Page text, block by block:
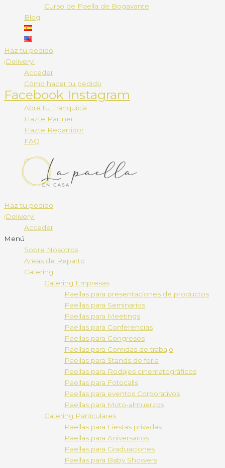
Curso de Paella de Bogavante
Blog
Haz tu pedido
¡Delivery!
Acceder
Cómo hacer tu pedido
Facebook Instagram
Abre tu Franquicia
Hazte Partner
Hazte Repartidor
FAQ
Haz tu pedido
¡Delivery!
Acceder
Menú
Sobre Nosotros
Areas de Reparto
Catering
Catering Empresas
Paellas para presentaciones de productos
Paellas para Seminarios
Paellas para Meetings
Paellas para Conferencias
Paellas para Congresos
Paellas para Comidas de trabajo
Paellas para Stands de feria
Paellas para Rodajes cinematográficos
Paellas para Fotocalls
Paellas para eventos Corporativos
Paellas para Moto-almuerzos
Catering Particulares
Paellas para Fiestas privadas
Paellas para Aniversarios
Paellas para Graduaciones
Paellas para Baby Showers